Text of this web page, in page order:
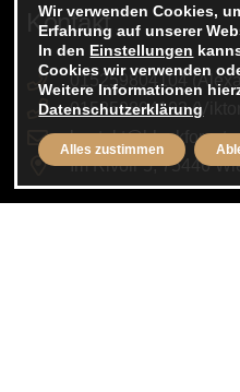
Kontakt
015259804104
015259804103 (Viktor
kontakt@blackforest-
Im Rivoir 5, 75446
Wir verwenden Cookies,
Erfahrung auf unserer
In den Einstellungen
Cookies wir verwenden
Weitere Informationen
Datenschutzerklärung
Alles zustimmen